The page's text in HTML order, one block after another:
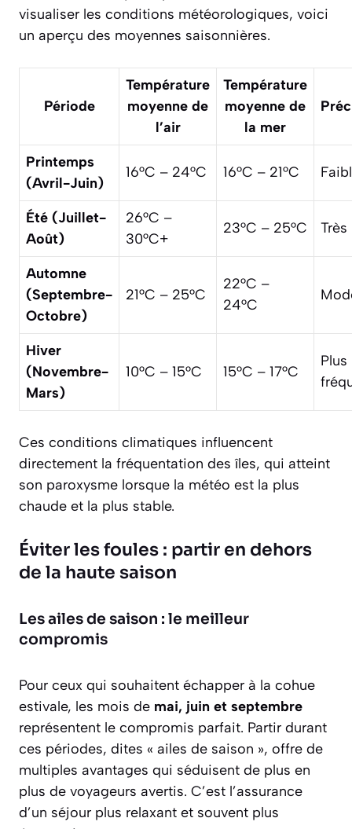
visualiser les conditions météorologiques, voici
un aperçu des moyennes saisonnières.
Période
Température
moyenne de
l’air
Température
moyenne de
la mer
Printemps
(Avril-Juin)
16°C – 24°C 16°C – 21°C
Été (Juillet-
Août)
26°C –
30°C+
23°C – 25°C Très
Automne
(Septembre-
Octobre)
21°C – 25°C
22°C –
24°C
Hiver
(Novembre-
Mars)
10°C – 15°C 15°C – 17°C
Plus
Ces conditions climatiques influencent
directement la fréquentation des îles, qui atteint
son paroxysme lorsque la météo est la plus
chaude et la plus stable.
Éviter les foules : partir en dehors
de la haute saison
Les ailes de saison : le meilleur
compromis
Pour ceux qui souhaitent échapper à la cohue
estivale, les mois de mai, juin et septembre
représentent le compromis parfait. Partir durant
ces périodes, dites « ailes de saison », offre de
multiples avantages qui séduisent de plus en
plus de voyageurs avertis. C’est l’assurance
d’un séjour plus relaxant et souvent plus